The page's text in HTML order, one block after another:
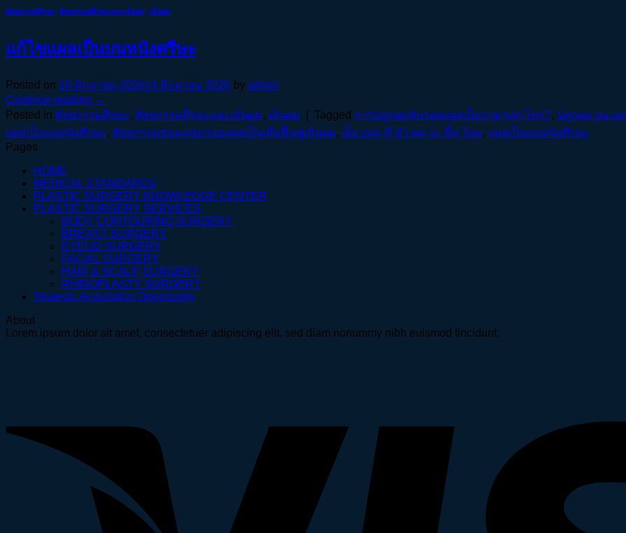
ศัลยกรรมศีรษะ ศัลยกรรมศีรษะและเส้นผม เส้นผม
แก้ไขแผลเป็นบนหนังศรีษะ
Posted on 10 มิถุนายน 202614 มิถุนายน 2026 by admin
Continue reading →
Posted in ศัลยกรรมศีรษะ, ศัลยกรรมศีรษะและเส้นผม, เส้นผม Tagged การปลูกผมทับรอยแผลเป็นราคาเท่าไหร่?, ปลูกผม บน แ
แผลเป็นบนหนังศีรษะ, ศัลยกรรมซ่อมแซมรอยแผลเป็นเพื่อฟื้นฟูเส้นผม, เย็บ แผล ที่ หัว ผม จะ ขึ้น ไหม, แผลเป็นบนหนังศีรษะ
Pages
HOME
MEDICAL STANDARDS
PLASTIC SURGERY KNOWLEDGE CENTER
PLASTIC SURGERY SERVICES
BODY CONTOURING SURGERY
BREAST SURGERY
EYELID SURGERY
FACIAL SURGERY
HAIR & SCALP SURGERY
RHINOPLASTY SURGERY
Strategic Acquisition Opportunity
About
Lorem ipsum dolor sit amet, consectetuer adipiscing elit, sed diam nonummy nibh euismod tincidunt.